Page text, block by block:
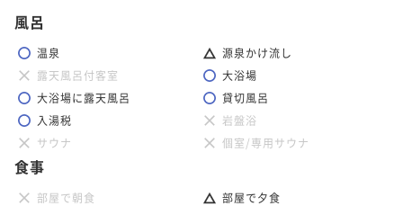
風呂
温泉
源泉かけ流し
露天風呂付客室
大浴場
大浴場に露天風呂
貸切風呂
入湯税
岩盤浴
サウナ
個室/専用サウナ
食事
部屋で朝食 部屋で夕食